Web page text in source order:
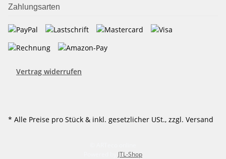
Zahlungsarten
Vertrag widerrufen
* Alle Preise pro Stück & inkl. gesetzlicher USt., zzgl. Versand
JTL-Shop